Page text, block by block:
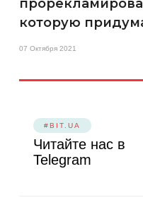
которую
07 Октября 2021
#BIT.UA
Читайте нас в
Telegram